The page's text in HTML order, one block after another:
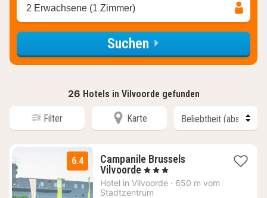
2 Erwachsene (1 Zimmer)
Suchen
26 Hotels in Vilvoorde gefunden
Filter Karte
6.4
Campanile Brussels
Vilvoorde1
Nacht
ab
, 3 Sterne
Hotel in Vilvoorde · 650 m vom
Stadtzentrum